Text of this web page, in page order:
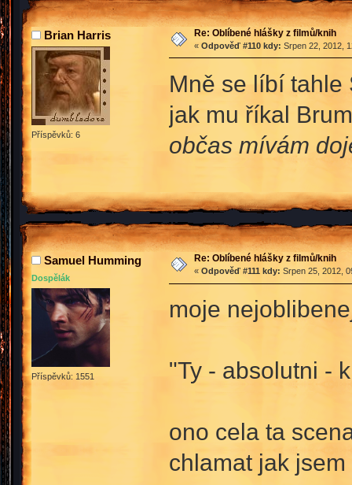
Brian Harris
Příspěvků: 6
Re: Oblíbené hlášky z filmů/knih
« Odpověď #110 kdy: Srpen 22, 2012,
Mně se líbí tahle
jak mu říkal
občas mívám
Samuel Humming
Dospělák
Příspěvků: 1551
Re: Oblíbené hlášky z filmů/knih
« Odpověď #111 kdy: Srpen 25, 2012,
moje
"Ty - absolutni -
ono cela ta
chlamat jak